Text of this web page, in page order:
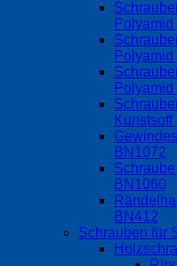
Polyamid
BN1072
BN1060
BN412
Schrauben für